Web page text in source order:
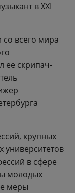
в XXI
всего мира
ее скрипач-
крупных
университетов
в сфере
молодых
меры